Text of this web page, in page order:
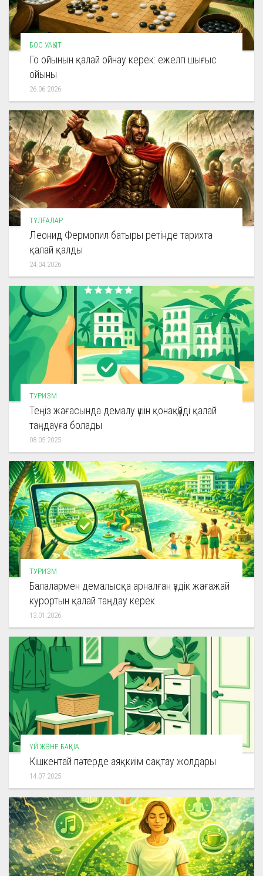
БОС УАҚЫТ
Го ойынын қалай ойнау керек: ежелгі шығыс
ойыны
26.06.2026
ТҰЛҒАЛАР
Леонид Фермопил батыры ретінде тарихта
қалай қалды
24.04.2026
ТУРИЗМ
Теңіз жағасында демалу үшін қонақүйді қалай
таңдауға болады
08.05.2025
ТУРИЗМ
Балалармен демалысқа арналған үздік жағажай
курортын қалай таңдау керек
13.01.2026
ҮЙ ЖӘНЕ БАҚША
Кішкентай пәтерде аяқкиім сақтау жолдары
14.07.2025